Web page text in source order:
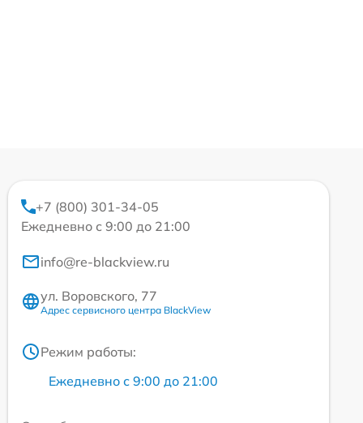
+7 (800) 301-34-05
Ежедневно с 9:00 до 21:00
info@re-blackview.ru
ул. Воровского, 77
Адрес сервисного центра BlackView
Режим работы:
Ежедневно с 9:00 до 21:00